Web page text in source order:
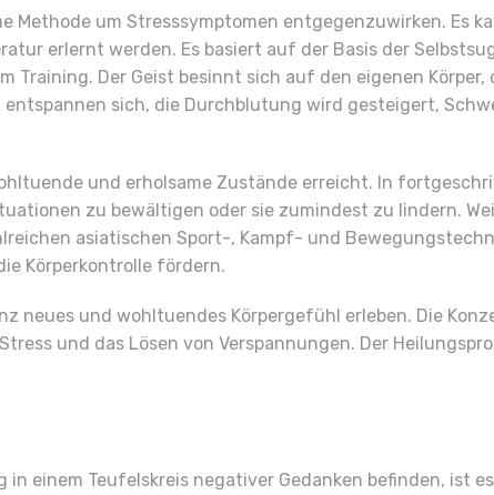
um Stresssymptomen entgegenzuwirken. Es
erlernt werden. Es basiert auf der Basis der
Training. Der Geist besinnt sich auf den eigenen
sich, die Durchblutung wird gesteigert,
und erholsame Zustände erreicht. In
zu bewältigen oder sie zumindest zu lindern.
asiatischen Sport-, Kampf- und
Körperkontrolle fördern.
neues und wohltuendes Körpergefühl erleben. Die
und das Lösen von Verspannungen. Der
einem Teufelskreis negativer Gedanken befinden, ist